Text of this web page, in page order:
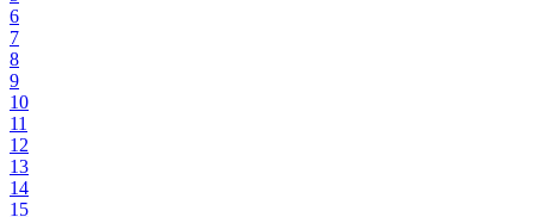
6
7
8
9
10
11
12
13
14
15